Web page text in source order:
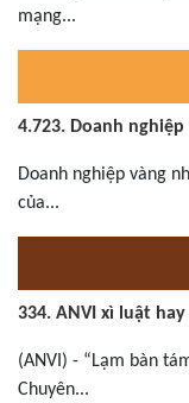
mạng...
4.723. Doanh
Doanh nghiệp vàng
của...
334. ANVI xì luật
(ANVI) - “Lạm bàn
Chuyên...